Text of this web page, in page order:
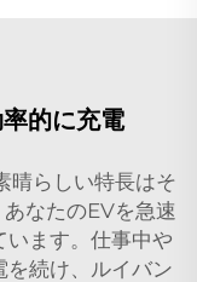
的に充電
晴らしい特長はそ
なたのEVを急速
います。仕事中や
続け、ルイバン